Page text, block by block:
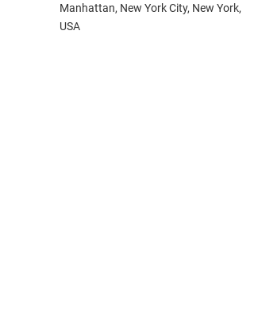
Manhattan, New York City, New York,
USA